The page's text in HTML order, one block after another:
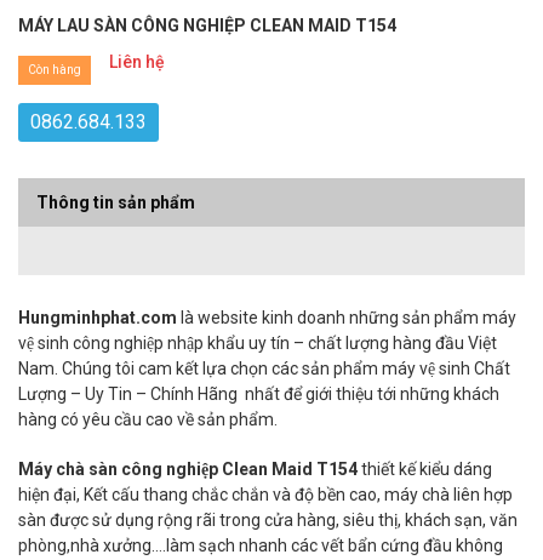
MÁY LAU SÀN CÔNG NGHIỆP CLEAN MAID T154
Liên hệ
Còn hàng
0862.684.133
Thông tin sản phẩm
Hungminhphat.com là website kinh doanh những sản phẩm máy
vệ sinh công nghiệp nhập khẩu uy tín – chất lượng hàng đầu Việt
Nam. Chúng tôi cam kết lựa chọn các sản phẩm máy vệ sinh Chất
Lượng – Uy Tin – Chính Hãng nhất để giới thiệu tới những khách
hàng có yêu cầu cao về sản phẩm.
Máy chà sàn công nghiệp Clean Maid T154thiết kế kiểu dáng
hiện đại, Kết cấu thang chắc chắn và độ bền cao, máy chà liên hợp
sàn được sử dụng rộng rãi trong cửa hàng, siêu thị, khách sạn, văn
phòng,nhà xưởng….làm sạch nhanh các vết bẩn cứng đầu không